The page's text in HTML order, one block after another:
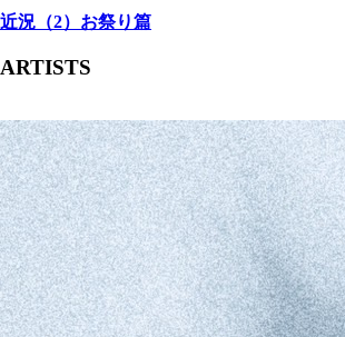
近況（2）お祭り篇
ARTISTS